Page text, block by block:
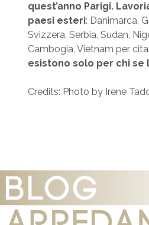
quest’anno Parigi.
paesi esteri: Danimarca,
Svizzera, Serbia, Sudan,
Cambogia, Vietnam per
esistono solo per chi se
Credits: Photo by Irene